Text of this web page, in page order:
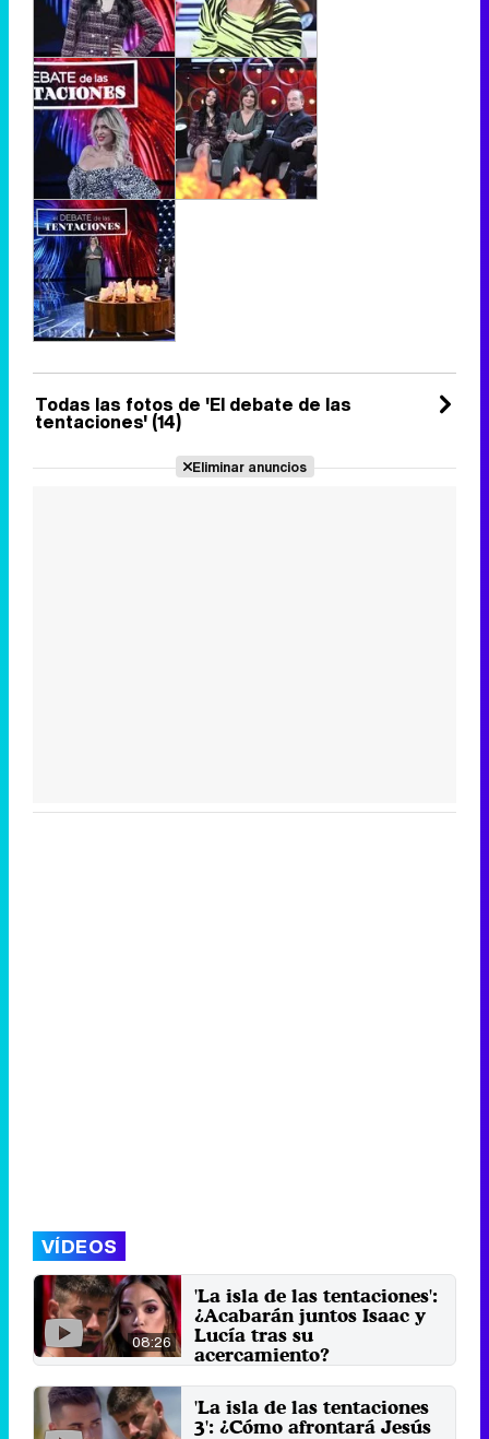
Todas las fotos de 'El debate de las
tentaciones' (14)
Eliminar anuncios
VÍDEOS
08:26
'La isla de las tentaciones':
¿Acabarán juntos Isaac y
Lucía tras su
acercamiento?
bombazo final para la ...
30 de marzo 2021
'La isla de las tentaciones
3': ¿Cómo afrontará Jesús